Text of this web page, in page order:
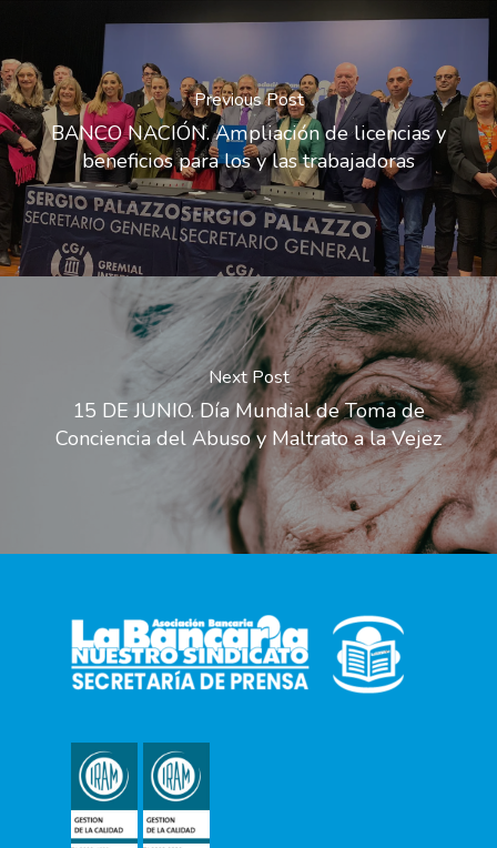
Previous Post
BANCO NACIÓN. Ampliación de licencias y
beneficios para los y las trabajadoras
Next Post
15 DE JUNIO. Día Mundial de Toma de
Conciencia del Abuso y Maltrato a la Vejez